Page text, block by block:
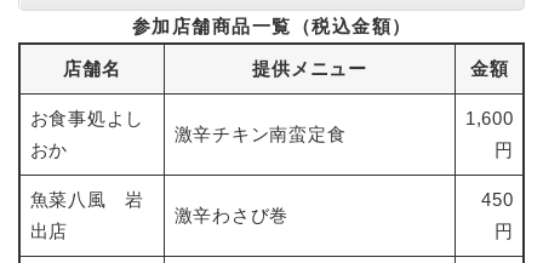
参加店舗商品一覧（税込金額）
店舗名 提供メニュー 金額
お食事処よし
おか
激辛チキン南蛮定食
1,600
円
魚菜八風 岩
出店
激辛わさび巻
450
円